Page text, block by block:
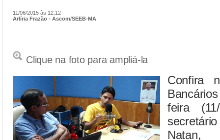
11/06/2015 às 12:12
Arlíria Frazão - Ascom/SEEB-MA
Clique na foto para ampliá-la
Confira
feira